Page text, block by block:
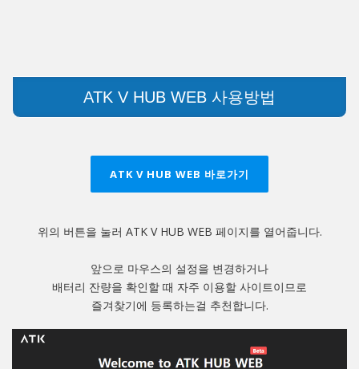
ATK V HUB WEB 사용방법
ATK V HUB WEB 바로가기
위의 버튼을 눌러 ATK V HUB WEB 페이지를 열어줍니다.
앞으로 마우스의 설정을 변경하거나
배터리 잔량을 확인할 때 자주 이용할 사이트이므로
즐겨찾기에 등록하는걸 추천합니다.